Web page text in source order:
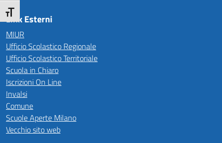
Attiva/disattiva dimensione testo
Link Esterni
MIUR
Ufficio Scolastico Regionale
Ufficio Scolastico Territoriale
Scuola in Chiaro
Iscrizioni On Line
Invalsi
Comune
Scuole Aperte Milano
Vecchio sito web